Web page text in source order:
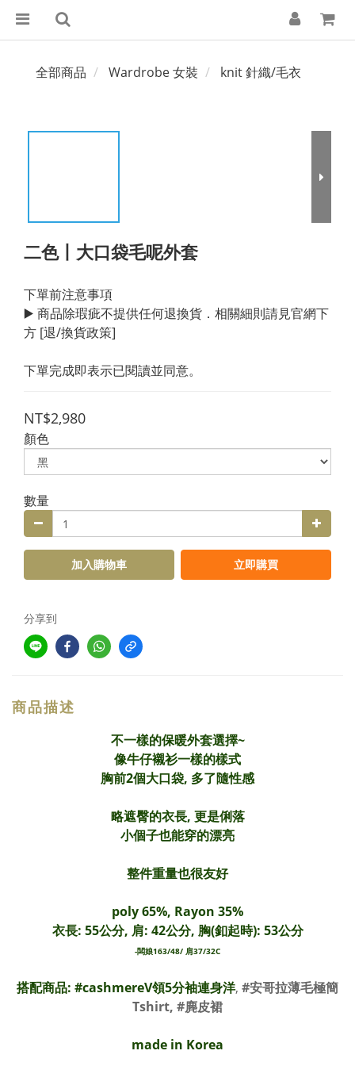
全部商品 Wardrobe 女裝 knit 針織/毛衣
二色丨大口袋毛呢外套
下單前注意事項
▶️ 商品除瑕疵不提供任何退換貨．相關細則請見官網下
方 [退/換貨政策]
下單完成即表示已閱讀並同意。
NT$2,980
顏色
數量
加入購物車 立即購買
分享到
商品描述
不一樣的保暖外套選擇~
像牛仔襯衫一樣的樣式
胸前2個大口袋, 多了隨性感
略遮臀的衣長, 更是俐落
小個子也能穿的漂亮
整件重量也很友好
poly 65%, Rayon 35%
衣長: 55公分, 肩: 42公分, 胸(釦起時): 53公分
-闆娘163/48/ 肩37/32C
搭配商品: #cashmereV領5分袖連身洋, #安哥拉薄毛極簡
Tshirt, #麂皮裙
made in Korea